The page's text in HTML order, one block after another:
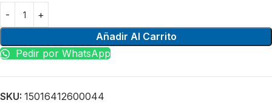
Añadir Al Carrito
Pedir por WhatsApp
SKU: 15016412600044